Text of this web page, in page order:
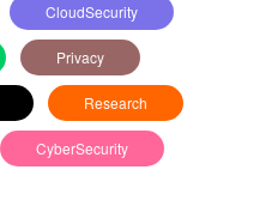
CloudSecurity
Privacy
Research
CyberSecurity